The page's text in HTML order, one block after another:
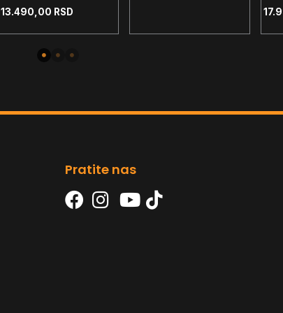
Opto-Gaming
03390200-R3M1
13.490,00 RSD
Pratite nas